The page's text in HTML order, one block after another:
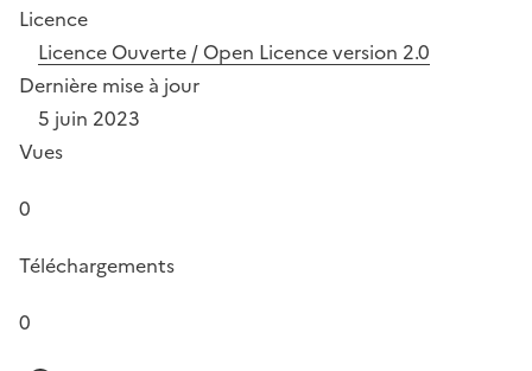
Licence
Licence Ouverte / Open Licence version 2.0
Dernière mise à jour
5 juin 2023
Vues
0
Téléchargements
0